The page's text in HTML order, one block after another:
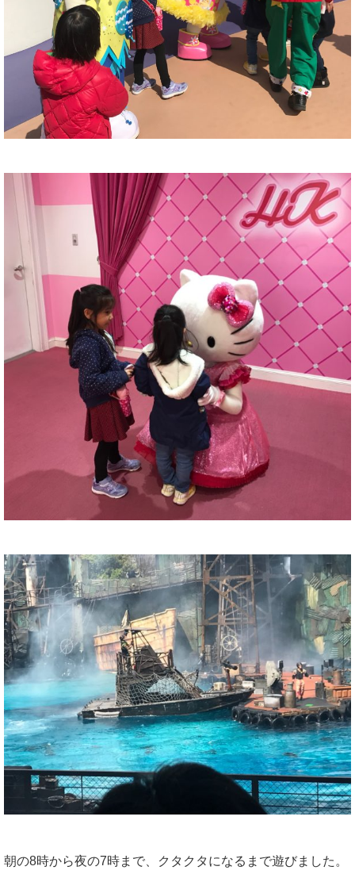
朝の8時から夜の7時まで、クタクタになるまで遊びました。